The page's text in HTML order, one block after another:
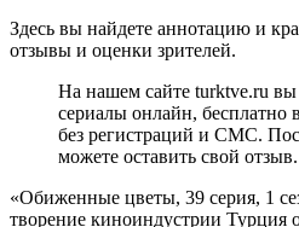
Здесь вы найдете аннотацию и
отзывы и оценки зрителей.
На нашем сайте turktve.ru вы
сериалы онлайн, бесплатно
без регистраций и СМС.
можете оставить свой отзыв.
«Обиженные цветы, 39 серия, 1
творение киноиндустрии Турция